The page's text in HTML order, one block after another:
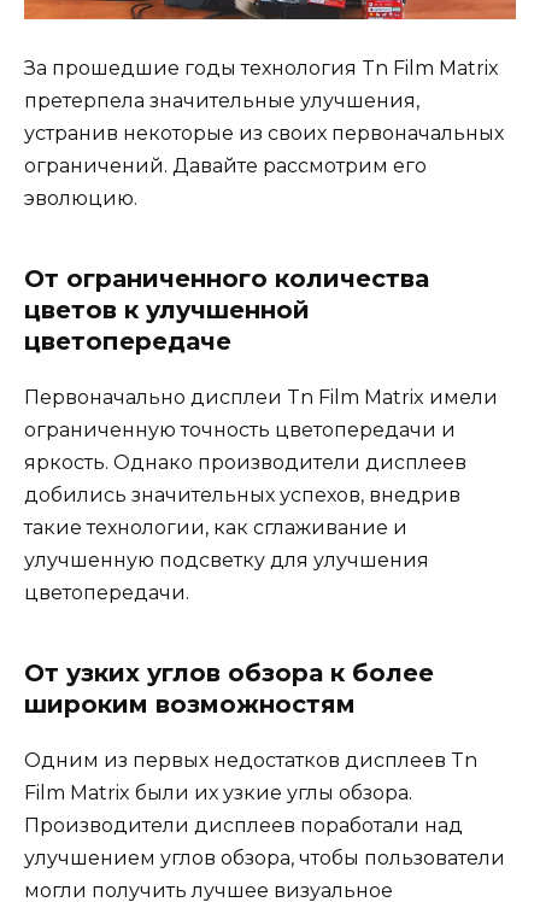
За прошедшие годы технология Tn Film Matrix
претерпела значительные улучшения,
устранив некоторые из своих первоначальных
ограничений. Давайте рассмотрим его
эволюцию.
От ограниченного количества
цветов к улучшенной
цветопередаче
Первоначально дисплеи Tn Film Matrix имели
ограниченную точность цветопередачи и
яркость. Однако производители дисплеев
добились значительных успехов, внедрив
такие технологии, как сглаживание и
улучшенную подсветку для улучшения
цветопередачи.
От узких углов обзора к более
широким возможностям
Одним из первых недостатков дисплеев Tn
Film Matrix были их узкие углы обзора.
Производители дисплеев поработали над
улучшением углов обзора, чтобы пользователи
могли получить лучшее визуальное